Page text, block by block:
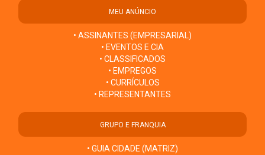
MEU ANÚNCIO
• ASSINANTES (EMPRESARIAL)
• EVENTOS E CIA
• CLASSIFICADOS
• EMPREGOS
• CURRÍCULOS
• REPRESENTANTES
GRUPO E FRANQUIA
• GUIA CIDADE (MATRIZ)